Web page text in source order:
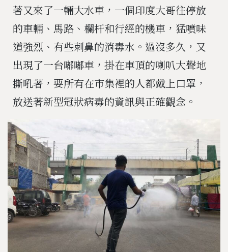
著又來了一輛大水車，一個印度大哥往停放
的車輛、馬路、欄杆和行經的機車，猛噴味
道強烈、有些刺鼻的消毒水。過沒多久，又
出現了一台嘟嘟車，掛在車頂的喇叭大聲地
撕吼著，要所有在市集裡的人都戴上口罩，
放送著新型冠狀病毒的資訊與正確觀念。